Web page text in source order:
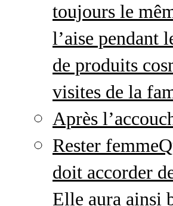
toujours le
l’aise pendant
de produits
visites de la
Après
Rester femme
doit accorder
Elle aura ainsi